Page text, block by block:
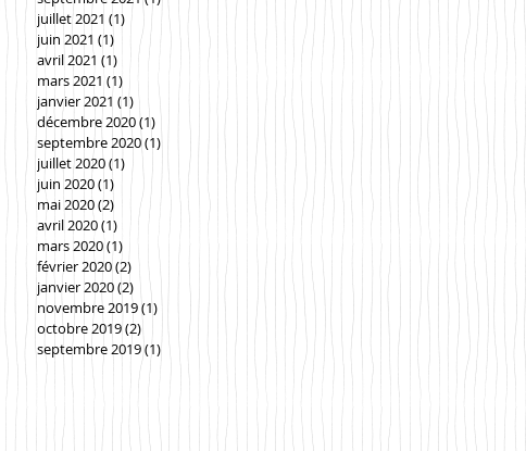
juillet 2021 (1)
juin 2021 (1)
avril 2021 (1) 1 post
mars 2021 (1)
janvier 2021 (1) 1 post
décembre 2020(1)
septembre 2020(1)
juillet 2020(1)
juin 2020(1) 1 post
mai 2020(2)
avril 2020(1)
mars 2020(1)
février 2020(2)
janvier 2020(2)
novembre 2019(1)
octobre 2019(2)
septembre 2019(1)